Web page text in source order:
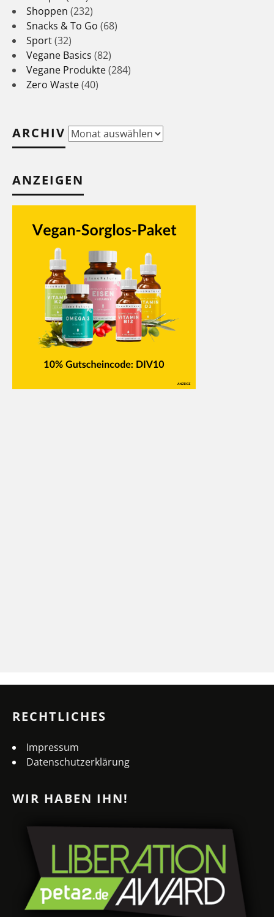
Shoppen (232)
Snacks & To Go (68)
Sport(32)
Vegane Basics (82)
Vegane Produkte(284)
Zero Waste(40)
ARCHIV Archiv
ANZEIGEN
RECHTLICHES
Impressum
Datenschutzerklärung
WIR HABEN IHN!